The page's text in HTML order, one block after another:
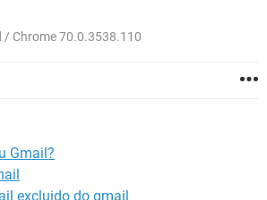
GMAIL
/ Chrome 70.0.3538.110
Gmail?
excluido do gmail